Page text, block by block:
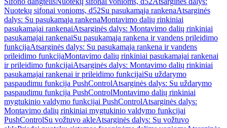
Nuotekų sifonai vonioms, d52Su pasukamąja rankenaAtsarginės
dalys: Su pasukamąja rankenaMontavimo dalių rinkiniai
pasukamajai rankenaiAtsarginės dalys: Montavimo dalių rinkiniai
pasukamajai rankenaiSu pasukamąja rankena ir vandens prileidimo
funkcijaAtsarginės dalys: Su pasukamąja rankena ir vandens
prileidimo funkcijaMontavimo dalių rinkiniai pasukamajai rankenai
ir prileidimo funkcijaiAtsarginės dalys: Montavimo dalių rinkiniai
pasukamajai rankenai ir prileidimo funkcijaiSu uždarymo
paspaudimu funkcija PushControlAtsarginės dalys: Su uždarymo
paspaudimu funkcija PushControlMontavimo dalių rinkiniai
mygtukinio valdymo funkcijai PushControlAtsarginės dalys:
Montavimo dalių rinkiniai mygtukinio valdymo funkcijai
PushControlSu vožtuvo akleAtsarginės dalys: Su vožtuvo